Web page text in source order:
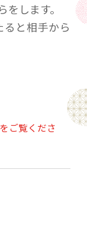
します。
と相手から
いたい大好き
ご覧くださ